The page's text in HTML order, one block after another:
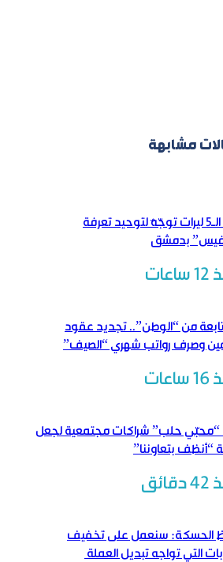
مشابهة
بسبب الـ5 ليرات توجّهٌ لتوحيد تعرفة
بدمشق
من “الوطن”.. تجديد عقود
وصرف رواتب شهري “الصيف”
“محبّي حلب” شراكات مجتمعية لجعل
“أنظف بتعاوننا”
الحسكة: سنعمل على تخفيف
التي تواجه تبديل العملة